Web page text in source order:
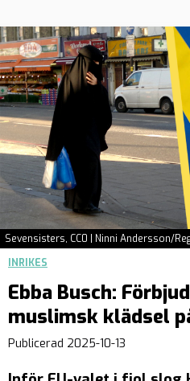
Sevensisters, CC0 | Ninni Andersson/
INRIKES
Ebba Busch:
muslimsk klädsel
Publicerad 2025-10-13